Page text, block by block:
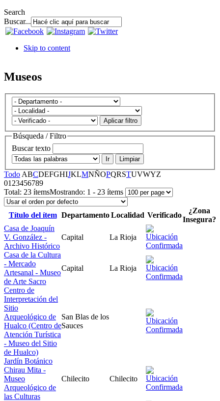
Search
Buscar...
Skip to content
Museos
Aplicar filtro
Búsqueda / Filtro
Buscar texto
Ir Limpiar
Todo ABCDEFGHIJKLMNÑOPQRSTUVWYZ
01 23456789
Total: 23 ítemsMostrando: 1 - 23 ítems
Título del ítem DepartamentoLocalidad Verificado
¿Zona
Insegura?
Casa de Joaquín
V. González -
Archivo Histórico
Capital La Rioja
Casa de la Cultura
- Mercado
Artesanal - Museo
de Arte Sacro
Capital La Rioja
Centro de
Interpretación del
Sitio
Arqueológico de
Hualco (Centro de
Atención Turística
- Museo del Sitio
de Hualco)
San Blas de los
Sauces
Jardín Botánico
Chirau Mita -
Museo
Arqueológico de
las Culturas
Chilecito Chilecito